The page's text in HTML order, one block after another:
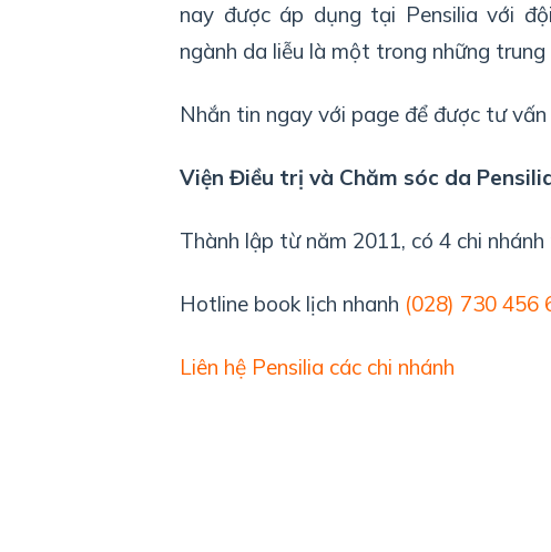
nay được áp dụng tại Pensilia với
ngành da liễu là một trong những
Nhắn tin ngay với page để được tư
Viện Điều trị và Chăm sóc da
Thành lập từ năm 2011, có 4 chi
Hotline book lịch nhanh (028) 730 456
Liên hệ Pensilia các chi nhánh